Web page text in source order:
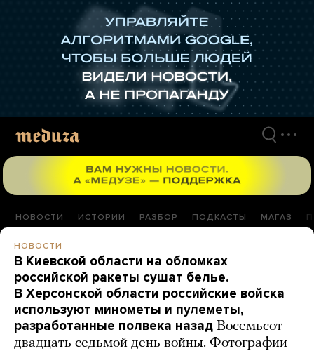
НОВОСТИ ИСТОРИИ РАЗБОР ПОДКАСТЫ МАГАЗ
НОВОСТИ
В Киевской области на обломках
российской ракеты сушат белье.
В Херсонской области российские войска
используют минометы и пулеметы,
разработанные полвека назад Восемьсот
двадцать седьмой день войны. Фотографии